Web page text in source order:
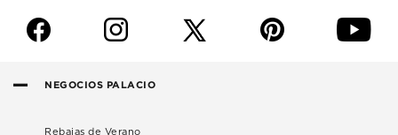
f i p y
NEGOCIOS PALACIO
Rebajas de Verano